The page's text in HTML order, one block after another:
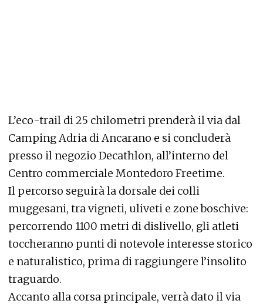
L’eco-trail di 25 chilometri prenderà il via dal
Camping Adria di Ancarano e si concluderà
presso il negozio Decathlon, all’interno del
Centro commerciale Montedoro Freetime.
Il percorso seguirà la dorsale dei colli
muggesani, tra vigneti, uliveti e zone boschive:
percorrendo 1100 metri di dislivello, gli atleti
toccheranno punti di notevole interesse storico
e naturalistico, prima di raggiungere l’insolito
traguardo.
Accanto alla corsa principale, verrà dato il via